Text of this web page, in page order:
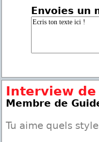
Envoies un
Interview de
Membre de
Tu aime quels